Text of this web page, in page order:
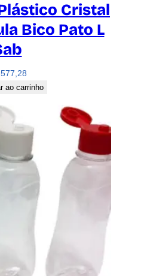
Cristal
Bico Pato L
577,28
ao carrinho